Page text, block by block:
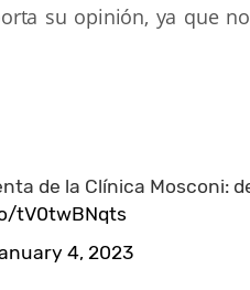
su opinión, ya que
de la Clínica Mosconi:
tV0twBNqts
4, 2023